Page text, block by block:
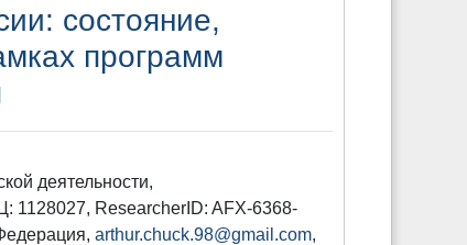
состояние,
программ
деятельности,
1128027, ResearcherID: AFX-6368-
Федерация,arthur.chuck.98@gmail.com,